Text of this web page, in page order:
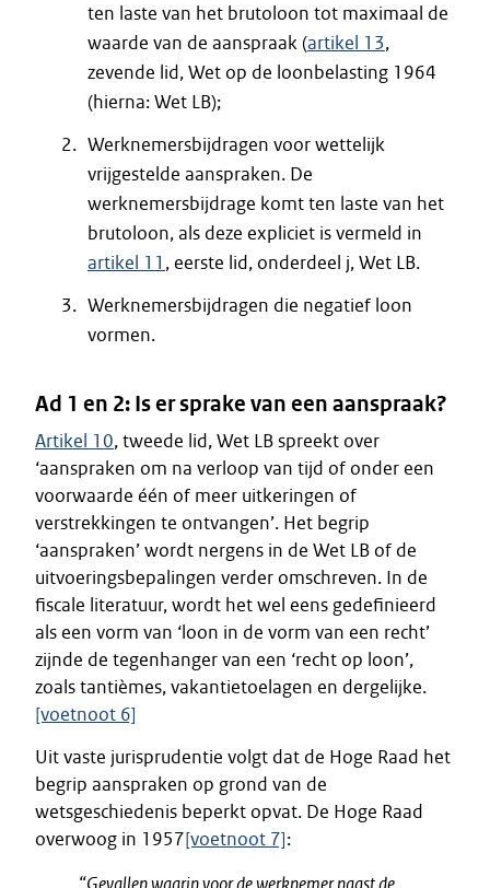
ten laste van het brutoloon tot maximaal de
waarde van de aanspraak (artikel 13,
zevende lid, Wet op de loonbelasting 1964
(hierna: Wet LB);
Werknemersbijdragen voor wettelijk
vrijgestelde aanspraken. De
werknemersbijdrage komt ten laste van het
brutoloon, als deze expliciet is vermeld in
artikel 11 , eerste lid, onderdeel j, Wet LB.
Werknemersbijdragen die negatief loon
vormen.
Ad 1 en 2: Is er sprake van een aanspraak?
Artikel 10, tweede lid, Wet LB spreekt over
‘aanspraken om na verloop van tijd of onder een
voorwaarde één of meer uitkeringen of
verstrekkingen te ontvangen’. Het begrip
‘aanspraken’ wordt nergens in de Wet LB of de
uitvoeringsbepalingen verder omschreven. In de
fiscale literatuur, wordt het wel eens gedefinieerd
als een vorm van ‘loon in de vorm van een recht’
zijnde de tegenhanger van een ‘recht op loon’,
zoals tantièmes, vakantietoelagen en dergelijke.
[voetnoot 6]
Uit vaste jurisprudentie volgt dat de Hoge Raad het
begrip aanspraken op grond van de
wetsgeschiedenis beperkt opvat. De Hoge Raad
overwoog in 1957[voetnoot 7]: